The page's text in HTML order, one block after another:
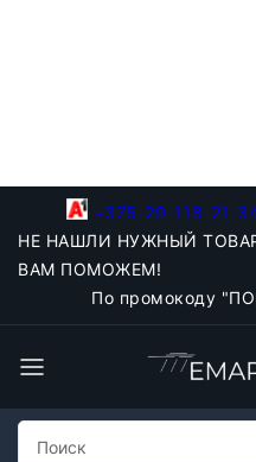
+375-29-118-21-
НЕ НАШЛИ НУЖНЫЙ
ВАМ ПОМОЖЕМ!
По промокоду